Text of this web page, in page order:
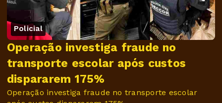
Policial
Operação investiga fraude no
transporte escolar após custos
dispararem 175%
Operação investiga fraude no transporte escolar